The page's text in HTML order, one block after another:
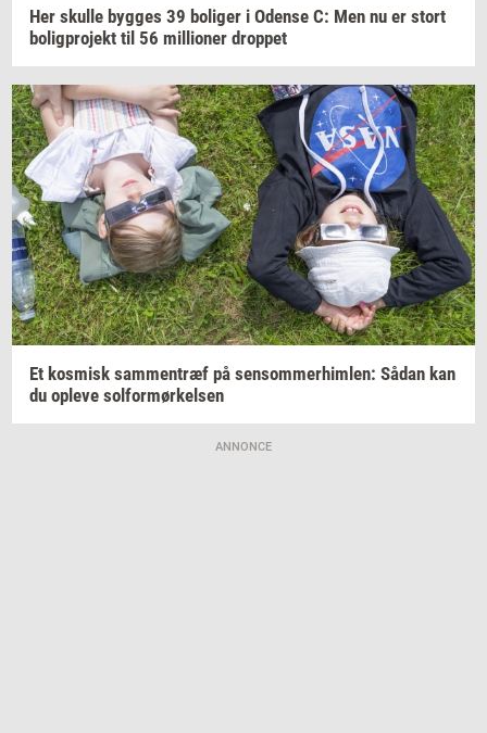
Her skul­le byg­ges 39 bo­li­ger i Oden­se C: Men nu er stort
bo­lig­pro­jekt til 56 mil­li­o­ner drop­pet
Et kos­misk sam­men­træf på sen­som­mer­him­len: Sådan kan
du op­le­ve sol­for­mør­kel­sen
ANNONCE